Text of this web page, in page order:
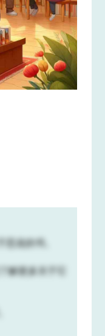
恐龙的书。
解更多关于它